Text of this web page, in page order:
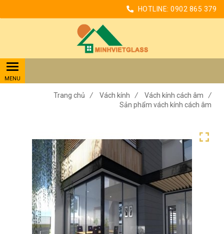
HOTLINE: 0902 865 379
Trang chủ / Vách kính / Vách kính cách âm
/
Sản phẩm vách kính cách âm